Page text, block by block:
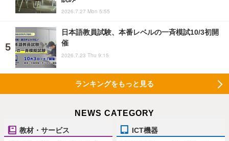
2026.7.27 Mon 5:55
日本語教員試験、本番レベルの一斉模試10/3初開
催
2026.7.23 Thu 9:15
ランキングをもっと見る
NEWS CATEGORY
教材・サービス ICT機器